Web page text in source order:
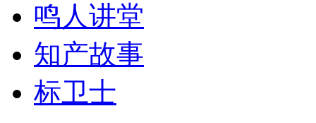
鸣人讲堂
知产故事
标卫士